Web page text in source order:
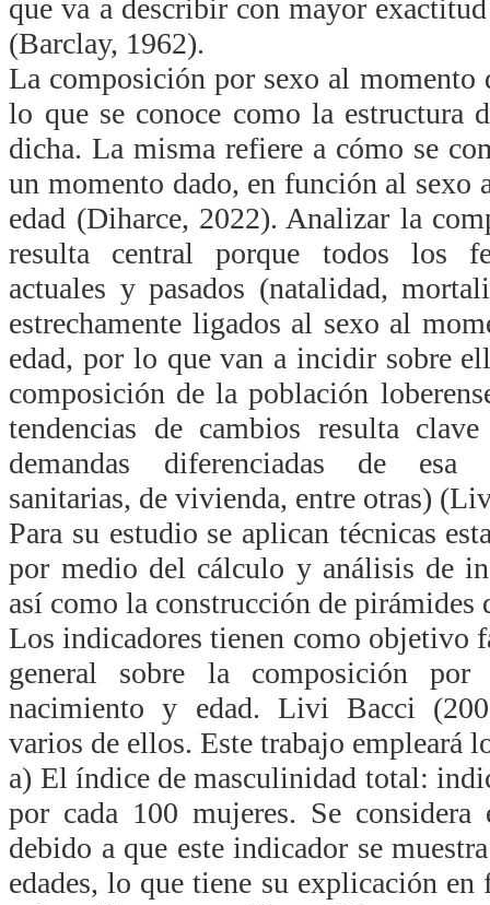
que va a describir con mayor
(Barclay, 1962).
La composición por sexo al momento
lo que se conoce como la estructura
dicha. La misma refiere a cómo se
un momento dado, en función al sexo
edad (Diharce, 2022). Analizar la
resulta central porque todos los
actuales y pasados (natalidad,
estrechamente ligados al sexo al
edad, por lo que van a incidir sobre
composición de la población
tendencias de cambios resulta
demandas diferenciadas de esa
sanitarias, de vivienda, entre otras)
Para su estudio se aplican técnicas
por medio del cálculo y análisis de
así como la construcción de pirámides
Los indicadores tienen como objetivo
general sobre la composición
nacimientoy edad. Livi Bacci
varios de ellos. Este trabajo empleará
a) El índice de masculinidad total:
por cada 100 mujeres. Se
debido a que este indicador se
edades, lo que tiene su explicación en